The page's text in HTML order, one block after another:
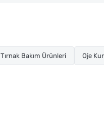
Tırnak Bakım Ürünleri Oje